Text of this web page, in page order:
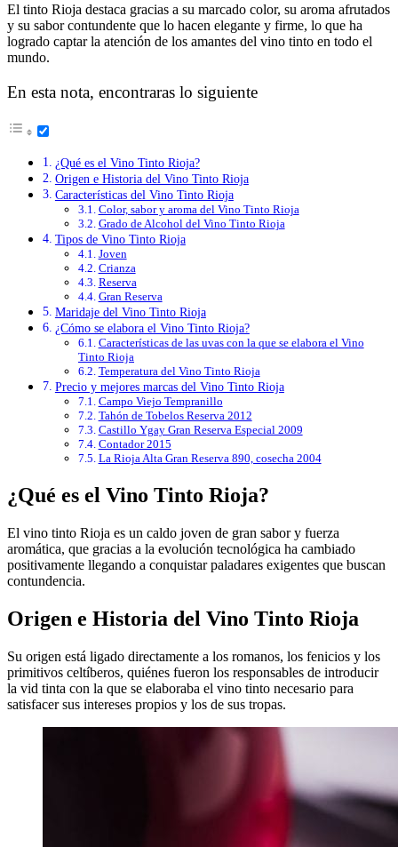
El tinto Rioja destaca gracias a su marcado color, su aroma afrutados
y su sabor contundente que lo hacen elegante y firme, lo que ha
logrado captar la atención de los amantes del vino tinto en todo el
mundo.
En esta nota, encontraras lo siguiente
¿Qué es el Vino Tinto Rioja?
Origen e Historia del Vino Tinto Rioja
Características del Vino Tinto Rioja
Color, sabor y aroma del Vino Tinto Rioja
Grado de Alcohol del Vino Tinto Rioja
Tipos de Vino Tinto Rioja
Joven
Crianza
Reserva
Gran Reserva
Maridaje del Vino Tinto Rioja
¿Cómo se elabora el Vino Tinto Rioja?
Características de las uvas con la que se elabora el Vino
Tinto Rioja
Temperatura del Vino Tinto Rioja
Precio y mejores marcas del Vino Tinto Rioja
Campo Viejo Tempranillo
Tahón de Tobelos Reserva 2012
Castillo Ygay Gran Reserva Especial 2009
Contador 2015
La Rioja Alta Gran Reserva 890, cosecha 2004
¿Qué es el Vino Tinto Rioja?
El vino tinto Rioja es un caldo joven de gran sabor y fuerza
aromática, que gracias a la evolución tecnológica ha cambiado
positivamente llegando a conquistar paladares exigentes que buscan
contundencia.
Origen e Historia del Vino Tinto Rioja
Su origen está ligado directamente a los romanos, los fenicios y los
primitivos celtíberos, quiénes fueron los responsables de introducir
la vid tinta con la que se elaboraba el vino tinto necesario para
satisfacer sus intereses propios y los de sus tropas.